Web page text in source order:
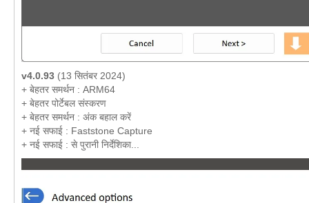
v4.0.93 (13 सितंबर 2024)
+ बेहतर समर्थन : ARM64
+ बेहतर पोर्टेबल संस्करण
+ बेहतर समर्थन : अंक बहाल करें
+ नई सफाई : Faststone Capture
+ नई सफाई : से पुरानी निर्देशिका...